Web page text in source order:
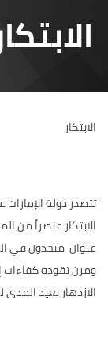
الابتكار
عنوان متحدون في
ومرن تقوده كفاءات
الازدهار بعيد